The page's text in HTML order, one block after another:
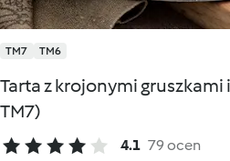
TM7 TM6
Tarta z krojonymi gruszkami
TM7)
4.1 79 ocen